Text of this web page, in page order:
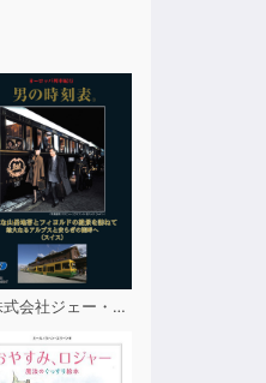
会社ジェー・ピー